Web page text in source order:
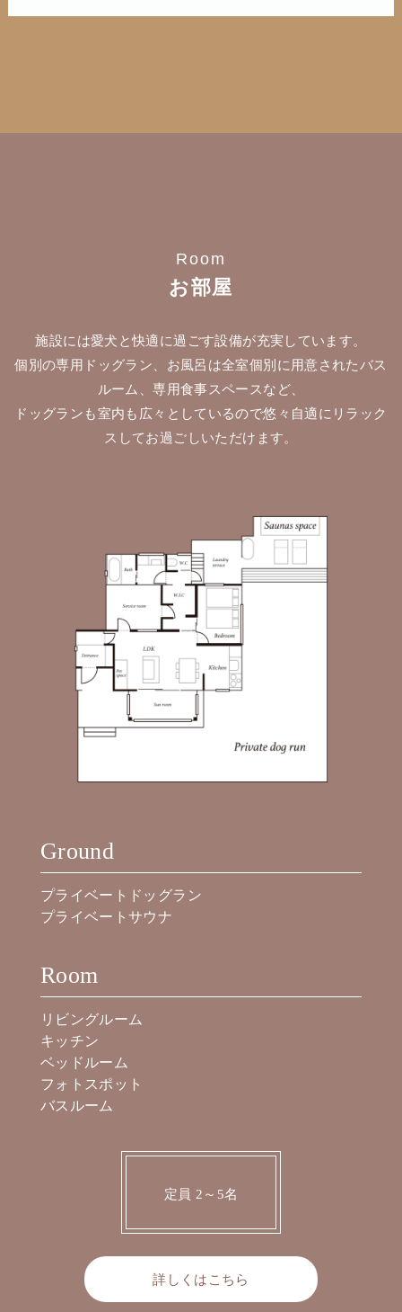
Room
お部屋
施設には愛犬と快適に過ごす設備が充実しています。
個別の専用ドッグラン、お風呂は全室個別に用意されたバス
ルーム、専用食事スペースなど、
ドッグランも室内も広々としているので悠々自適にリラック
スしてお過ごしいただけます。
Ground
プライベートドッグラン
プライベートサウナ
Room
リビングルーム
キッチン
ベッドルーム
フォトスポット
バスルーム
定員 2～5名
詳しくはこちら